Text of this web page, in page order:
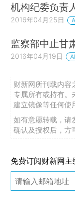
机构纪委负责
2016年04月25日
监察部中止甘
2016年04月19日
财新网所刊载内容
专属所有或持有。
建立镜像等任何使
如有意愿转载，请
确认及授权后，方
免费订阅财新网